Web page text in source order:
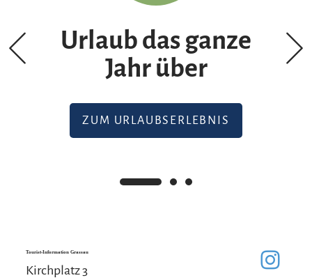
Urlaub das ganze
Jahr über
ZUM URLAUBSERLEBNIS
Tourist-Information Grassau
Kirchplatz 3